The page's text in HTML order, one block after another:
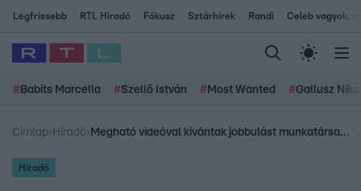
Legfrissebb RTL Híradó Fókusz Sztárhírek Randi Celeb vagyok,
# Babits Marcella #Szellő István # Most Wanted #Gallusz
Címlap› Híradó› Megható videóval kívántak jobbulást munkatársai az életveszélyesen megsebesített rendőrnek
Híradó